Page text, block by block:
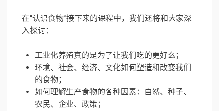
在“认识食物”接下来的课程中，我们还将和大家深
入探讨：
工业化养殖真的是为了让我们吃的更好么；
环境、社会、经济、文化如何塑造和改变我们
的食物；
如何理解生产食物的各种因素：自然、种子、
农民、企业、政策；